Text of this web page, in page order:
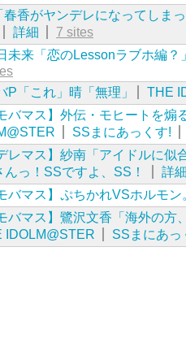
春香がヤンデレになってしまっ
詳細
7 sites
未来「恋のLessonラブホ編？」
P「これ」晴「無理」 THE
バマス】外伝・モヒートを煽
SSまにあっくす!
レマス】紗南「アイドルに似
んっ！SSですよ、SS！
詳細
バマス】ぷちかれVSホルモン
バマス】鷺沢文香「海外の
IDOLM@STER
SSまにあっ